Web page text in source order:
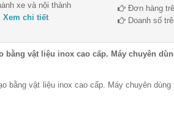
xe và nội thành
Xem chi tiết
Đơn hàng
Doanh số
bằng vật liệu inox cao cấp. Máy chuyên
bằng vật liệu inox cao cấp. Máy chuyên